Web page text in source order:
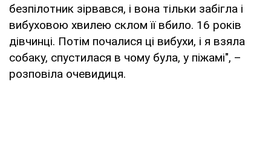
безпілотник зірвався, і вона тільки забігла і
вибуховою хвилею склом її вбило. 16 років
дівчинці. Потім почалися ці вибухи, і я взяла
собаку, спустилася в чому була, у піжамі", –
розповіла очевидиця.